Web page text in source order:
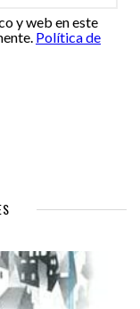
y web en este
Política de